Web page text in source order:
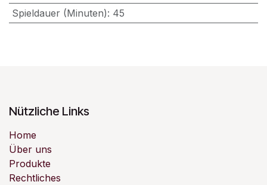
Spieldauer (Minuten): 45
Nützliche Links
Home
Über uns
Produkte
Rechtliches